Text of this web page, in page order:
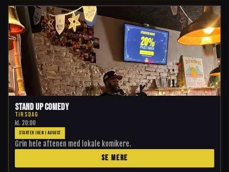
Stand Up Comedy
TIRSDAG
kl. 20:00
STARTER IGEN I AUGUST
Grin hele aftenen med lokale komikere.
SE MERE